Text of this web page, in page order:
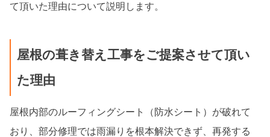
て頂いた理由について説明します。
屋根の葺き替え工事をご提案させて頂い
た理由
屋根内部のルーフィングシート（防水シート）が破れて
おり、部分修理では雨漏りを根本解決できず、再発する